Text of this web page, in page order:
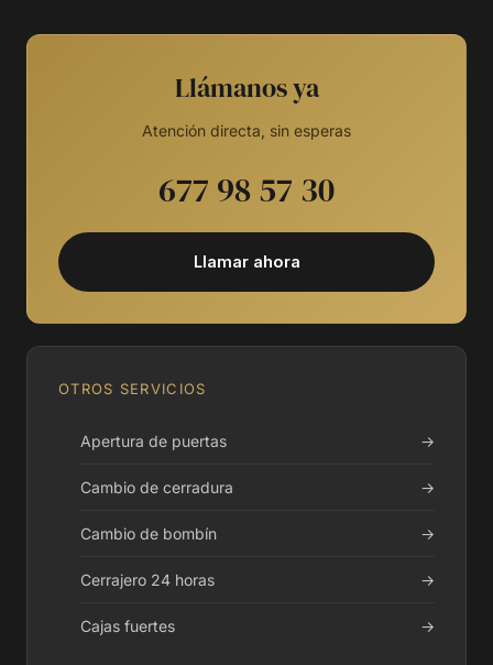
Llámanos ya
Atención directa, sin esperas
677 98 57 30
Llamar ahora
OTROS SERVICIOS
Apertura de puertas →
Cambio de cerradura →
Cambio de bombín →
Cerrajero 24 horas →
Cajas fuertes →